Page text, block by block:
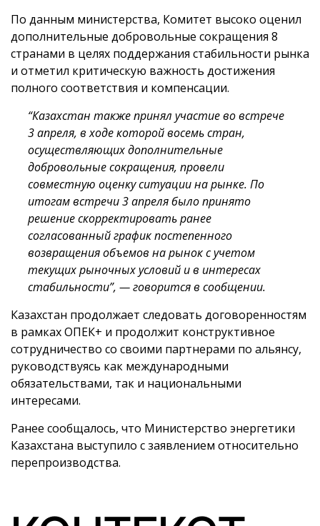
По данным министерства, Комитет высоко оценил
дополнительные добровольные сокращения 8
странами в целях поддержания стабильности рынка
и отметил критическую важность достижения
полного соответствия и компенсации.
“Казахстан также принял участие во встрече
3 апреля, в ходе которой восемь стран,
осуществляющих дополнительные
добровольные сокращения, провели
совместную оценку ситуации на рынке. По
итогам встречи 3 апреля было принято
решение скорректировать ранее
согласованный график постепенного
возвращения объемов на рынок с учетом
текущих рыночных условий и в интересах
стабильности”, — говорится в сообщении.
Казахстан продолжает следовать договоренностям
в рамках ОПЕК+ и продолжит конструктивное
сотрудничество со своими партнерами по альянсу,
руководствуясь как международными
обязательствами, так и национальными
интересами.
Ранее сообщалось, что Министерство энергетики
Казахстана выступило с заявлением относительно
перепроизводства.